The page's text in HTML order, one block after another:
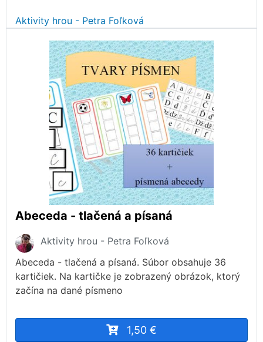
Aktivity hrou - Petra Foľková
Abeceda - tlačená a písaná
Aktivity hrou - Petra Foľková
Abeceda - tlačená a písaná. Súbor obsahuje 36
kartičiek. Na kartičke je zobrazený obrázok, ktorý
začína na dané písmeno
1,50 €